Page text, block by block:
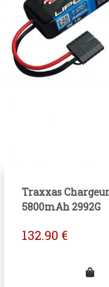
Traxxas
5800mAh 2992G
132.90 €